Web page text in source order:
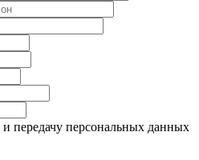
и передачу персональных данных